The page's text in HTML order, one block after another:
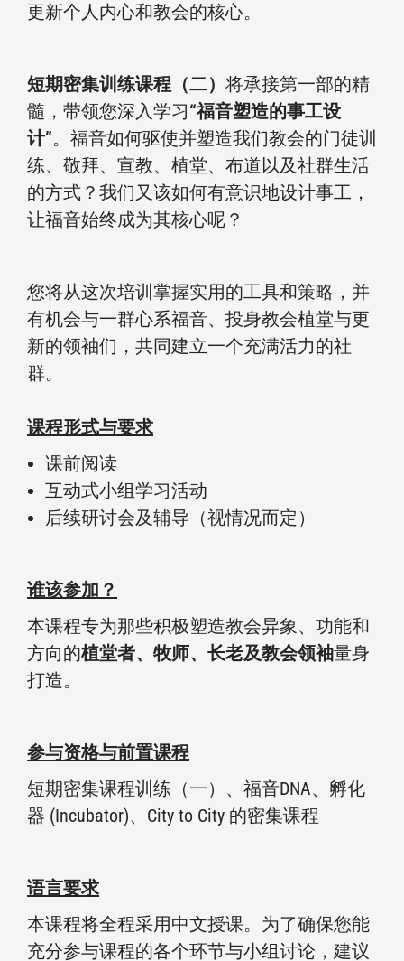
更新个人内心和教会的核心。
短期密集训练课程（二） 将承接第一部的精
髓，带领您深入学习“福音塑造的事工设
计”。福音如何驱使并塑造我们教会的门徒训
练、敬拜、宣教、植堂、布道以及社群生活
的方式？我们又该如何有意识地设计事工，
让福音始终成为其核心呢？
您将从这次培训掌握实用的工具和策略，并
有机会与一群心系福音、投身教会植堂与更
新的领袖们，共同建立一个充满活力的社
群。
课程形式与要求
课前阅读
互动式小组学习活动
后续研讨会及辅导（视情况而定）
谁该参加？
本课程专为那些积极塑造教会异象、功能和
方向的植堂者、牧师、长老及教会领袖量身
打造。
参与资格与前置课程
短期密集课程训练（一）、福音DNA、孵化
器 (Incubator)、City to City 的密集课程
语言要求
本课程将全程采用中文授课。为了确保您能
充分参与课程的各个环节与小组讨论，建议